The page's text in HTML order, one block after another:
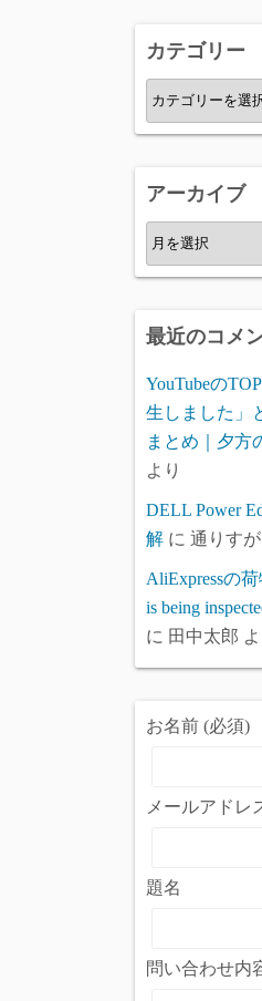
カテゴリー
カ
テ
ー
アーカイブ
ア
ー
ブ
最近のコメ
YouTubeの
生しました」
まとめ｜夕方
より
DELL Power
解 に 通りすが
AliExpressの
is being
に 田中太郎
お名前 (必須)
メールアドレ
題名
問い合わせ内